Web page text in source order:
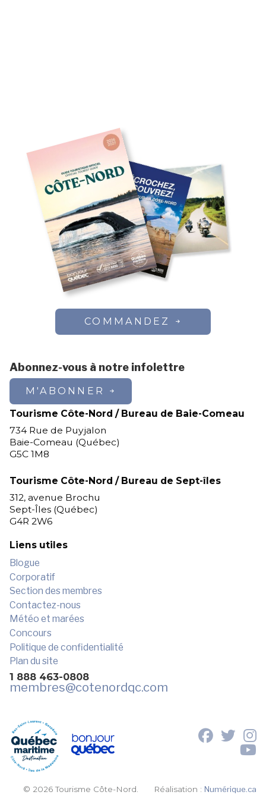
COMMANDEZ
Abonnez-vous à notre infolettre
M'ABONNER
Tourisme Côte-Nord / Bureau de Baie-Comeau
734 Rue de Puyjalon
Baie-Comeau (Québec)
G5C 1M8
Tourisme Côte-Nord / Bureau de Sept-îles
312, avenue Brochu
Sept-Îles (Québec)
G4R 2W6
Liens utiles
Blogue
Corporatif
Section des membres
Contactez-nous
Météo et marées
Concours
Politique de confidentialité
Plan du site
1 888 463-0808
membres@cotenordqc.com
© 2026 Tourisme Côte-Nord. Réalisation :Numérique.ca